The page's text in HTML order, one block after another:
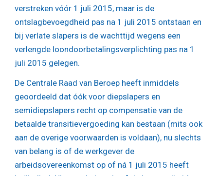
verstreken vóór 1 juli 2015, maar is de
ontslagbevoegdheid pas na 1 juli 2015 ontstaan en
bij verlate slapers is de wachttijd wegens een
verlengde loondoorbetalingsverplichting pas na 1
juli 2015 gelegen.
De Centrale Raad van Beroep heeft inmiddels
geoordeeld dat óók voor diepslapers en
semidiepslapers recht op compensatie van de
betaalde transitievergoeding kan bestaan (mits ook
aan de overige voorwaarden is voldaan), nu slechts
van belang is of de werkgever de
arbeidsovereenkomst op of ná 1 juli 2015 heeft